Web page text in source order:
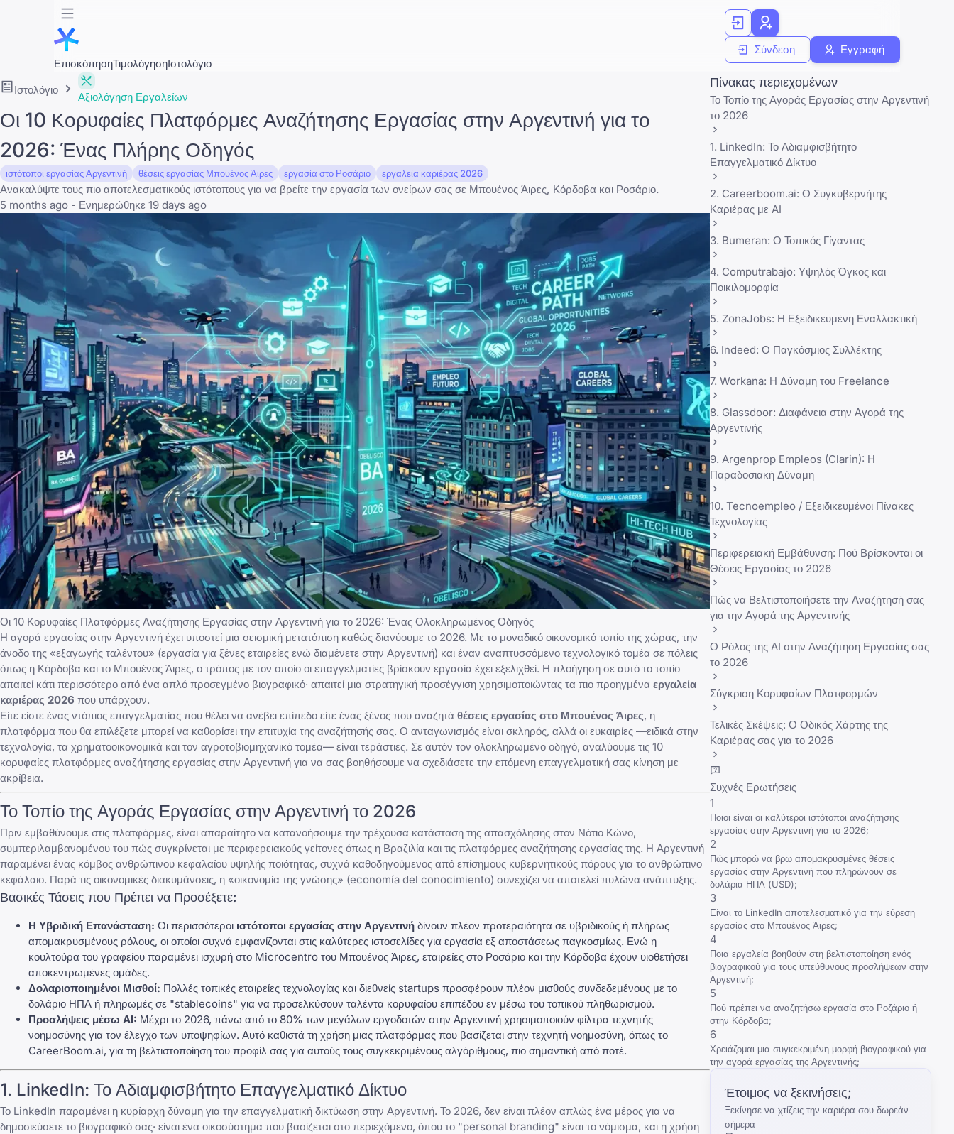
ΕπισκόπησηΤιμολόγησηΙστολόγιο
Σύνδεση Εγγραφή
Ιστολόγιο
Αξιολόγηση Εργαλείων
Οι 10 Κορυφαίες Πλατφόρμες Αναζήτησης Εργασίας στην Αργεντινή για το
2026: Ένας Πλήρης Οδηγός
ιστότοποι εργασίας Αργεντινή θέσεις εργασίας Μπουένος Άιρες εργασία στο Ροσάριο εργαλεία καριέρας 2026
Ανακαλύψτε τους πιο αποτελεσματικούς ιστότοπους για να βρείτε την εργασία των ονείρων σας σε Μπουένος Άιρες, Κόρδοβα και Ροσάριο.
5 months ago - Ενημερώθηκε 19 days ago
Οι 10 Κορυφαίες Πλατφόρμες Αναζήτησης Εργασίας στην Αργεντινή για το 2026: Ένας Ολοκληρωμένος Οδηγός
Η αγορά εργασίας στην Αργεντινή έχει υποστεί μια σεισμική μετατόπιση καθώς διανύουμε το 2026. Με το μοναδικό οικονομικό τοπίο της χώρας, την
άνοδο της «εξαγωγής ταλέντου» (εργασία για ξένες εταιρείες ενώ διαμένετε στην Αργεντινή) και έναν αναπτυσσόμενο τεχνολογικό τομέα σε πόλεις
όπως η Κόρδοβα και το Μπουένος Άιρες, ο τρόπος με τον οποίο οι επαγγελματίες βρίσκουν εργασία έχει εξελιχθεί. Η πλοήγηση σε αυτό το τοπίο
απαιτεί κάτι περισσότερο από ένα απλό προσεγμένο βιογραφικό· απαιτεί μια στρατηγική προσέγγιση χρησιμοποιώντας τα πιο προηγμένα εργαλεία
καριέρας 2026 που υπάρχουν.
Είτε είστε ένας ντόπιος επαγγελματίας που θέλει να ανέβει επίπεδο είτε ένας ξένος που αναζητά θέσεις εργασίας στο Μπουένος Άιρες, η
πλατφόρμα που θα επιλέξετε μπορεί να καθορίσει την επιτυχία της αναζήτησής σας. Ο ανταγωνισμός είναι σκληρός, αλλά οι ευκαιρίες —ειδικά στην
τεχνολογία, τα χρηματοοικονομικά και τον αγροτοβιομηχανικό τομέα— είναι τεράστιες. Σε αυτόν τον ολοκληρωμένο οδηγό, αναλύουμε τις 10
κορυφαίες πλατφόρμες αναζήτησης εργασίας στην Αργεντινή για να σας βοηθήσουμε να σχεδιάσετε την επόμενη επαγγελματική σας κίνηση με
ακρίβεια.
Το Τοπίο της Αγοράς Εργασίας στην Αργεντινή το 2026
Πριν εμβαθύνουμε στις πλατφόρμες, είναι απαραίτητο να κατανοήσουμε την τρέχουσα κατάσταση της απασχόλησης στον Νότιο Κώνο,
συμπεριλαμβανομένου του πώς συγκρίνεται με περιφερειακούς γείτονες όπως η Βραζιλία και τις πλατφόρμες αναζήτησης εργασίας της. Η Αργεντινή
παραμένει ένας κόμβος ανθρώπινου κεφαλαίου υψηλής ποιότητας, συχνά καθοδηγούμενος από επίσημους κυβερνητικούς πόρους για το ανθρώπινο
κεφάλαιο. Παρά τις οικονομικές διακυμάνσεις, η «οικονομία της γνώσης» (economía del conocimiento) συνεχίζει να αποτελεί πυλώνα ανάπτυξης.
Βασικές Τάσεις που Πρέπει να Προσέξετε:
Η Υβριδική Επανάσταση: Οι περισσότεροι ιστότοποι εργασίας στην Αργεντινή δίνουν πλέον προτεραιότητα σε υβριδικούς ή πλήρως
απομακρυσμένους ρόλους, οι οποίοι συχνά εμφανίζονται στις καλύτερες ιστοσελίδες για εργασία εξ αποστάσεως παγκοσμίως. Ενώ η
κουλτούρα του γραφείου παραμένει ισχυρή στο Microcentro του Μπουένος Άιρες, εταιρείες στο Ροσάριο και την Κόρδοβα έχουν υιοθετήσει
αποκεντρωμένες ομάδες.
Δολαριοποιημένοι Μισθοί: Πολλές τοπικές εταιρείες τεχνολογίας και διεθνείς startups προσφέρουν πλέον μισθούς συνδεδεμένους με το
δολάριο ΗΠΑ ή πληρωμές σε "stablecoins" για να προσελκύσουν ταλέντα κορυφαίου επιπέδου εν μέσω του τοπικού πληθωρισμού.
Προσλήψεις μέσω AI: Μέχρι το 2026, πάνω από το 80% των μεγάλων εργοδοτών στην Αργεντινή χρησιμοποιούν φίλτρα τεχνητής
νοημοσύνης για τον έλεγχο των υποψηφίων. Αυτό καθιστά τη χρήση μιας πλατφόρμας που βασίζεται στην τεχνητή νοημοσύνη, όπως το
CareerBoom.ai, για τη βελτιστοποίηση του προφίλ σας για αυτούς τους συγκεκριμένους αλγόριθμους, πιο σημαντική από ποτέ.
1. LinkedIn: Το Αδιαμφισβήτητο Επαγγελματικό Δίκτυο
Το LinkedIn παραμένει η κυρίαρχη δύναμη για την επαγγελματική δικτύωση στην Αργεντινή. Το 2026, δεν είναι πλέον απλώς ένα μέρος για να
δημοσιεύσετε το βιογραφικό σας· είναι ένα οικοσύστημα που βασίζεται στο περιεχόμενο, όπου το "personal branding" είναι το νόμισμα, και η χρήση
Πίνακας περιεχομένων
Το Τοπίο της Αγοράς Εργασίας στην Αργεντινή
το 2026
1. LinkedIn: Το Αδιαμφισβήτητο
Επαγγελματικό Δίκτυο
2. Careerboom.ai: Ο Συγκυβερνήτης
Καριέρας με AI
3. Bumeran: Ο Τοπικός Γίγαντας
4. Computrabajo: Υψηλός Όγκος και
Ποικιλομορφία
5. ZonaJobs: Η Εξειδικευμένη Εναλλακτική
6. Indeed: Ο Παγκόσμιος Συλλέκτης
7. Workana: Η Δύναμη του Freelance
8. Glassdoor: Διαφάνεια στην Αγορά της
Αργεντινής
9. Argenprop Empleos (Clarin): Η
Παραδοσιακή Δύναμη
10. Tecnoempleo / Εξειδικευμένοι Πίνακες
Τεχνολογίας
Περιφερειακή Εμβάθυνση: Πού Βρίσκονται οι
Θέσεις Εργασίας το 2026
Πώς να Βελτιστοποιήσετε την Αναζήτησή σας
για την Αγορά της Αργεντινής
Ο Ρόλος της AI στην Αναζήτηση Εργασίας σας
το 2026
Σύγκριση Κορυφαίων Πλατφορμών
Τελικές Σκέψεις: Ο Οδικός Χάρτης της
Καριέρας σας για το 2026
Συχνές Ερωτήσεις
1
Ποιοι είναι οι καλύτεροι ιστότοποι αναζήτησης
εργασίας στην Αργεντινή για το 2026;
2
Πώς μπορώ να βρω απομακρυσμένες θέσεις
εργασίας στην Αργεντινή που πληρώνουν σε
δολάρια ΗΠΑ (USD);
3
Είναι το LinkedIn αποτελεσματικό για την εύρεση
εργασίας στο Μπουένος Άιρες;
4
Ποια εργαλεία βοηθούν στη βελτιστοποίηση ενός
βιογραφικού για τους υπεύθυνους προσλήψεων στην
Αργεντινή;
5
Πού πρέπει να αναζητήσω εργασία στο Ροζάριο ή
στην Κόρδοβα;
6
Χρειάζομαι μια συγκεκριμένη μορφή βιογραφικού για
την αγορά εργασίας της Αργεντινής;
Έτοιμος να ξεκινήσεις;
Ξεκίνησε να χτίζεις την καριέρα σου δωρεάν
σήμερα